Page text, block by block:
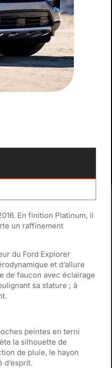
En finition Platinum, il
un raffinement
du Ford Explorer
et d’allure
de faucon avec éclairage
sa stature ; à
peintes en terni
la silhouette de
de pluie, le hayon